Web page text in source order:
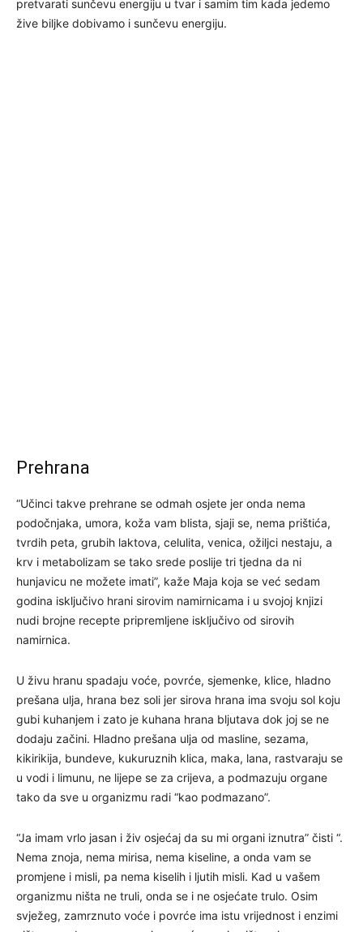
pretvarati sunčevu energiju u tvar i samim tim kada jedemo
žive biljke dobivamo i sunčevu energiju.
Prehrana
“Učinci takve prehrane se odmah osjete jer onda nema
podočnjaka, umora, koža vam blista, sjaji se, nema prištića,
tvrdih peta, grubih laktova, celulita, venica, ožiljci nestaju, a
krv i metabolizam se tako srede poslije tri tjedna da ni
hunjavicu ne možete imati”, kaže Maja koja se već sedam
godina isključivo hrani sirovim namirnicama i u svojoj knjizi
nudi brojne recepte pripremljene isključivo od sirovih
namirnica.
U živu hranu spadaju voće, povrće, sjemenke, klice, hladno
prešana ulja, hrana bez soli jer sirova hrana ima svoju sol koju
gubi kuhanjem i zato je kuhana hrana bljutava dok joj se ne
dodaju začini. Hladno prešana ulja od masline, sezama,
kikirikija, bundeve, kukuruznih klica, maka, lana, rastvaraju se
u vodi i limunu, ne lijepe se za crijeva, a podmazuju organe
tako da sve u organizmu radi “kao podmazano”.
“Ja imam vrlo jasan i živ osjećaj da su mi organi iznutra” čisti “.
Nema znoja, nema mirisa, nema kiseline, a onda vam se
promjene i misli, pa nema kiselih i ljutih misli. Kad u vašem
organizmu ništa ne truli, onda se i ne osjećate trulo. Osim
svježeg, zamrznuto voće i povrće ima istu vrijednost i enzimi